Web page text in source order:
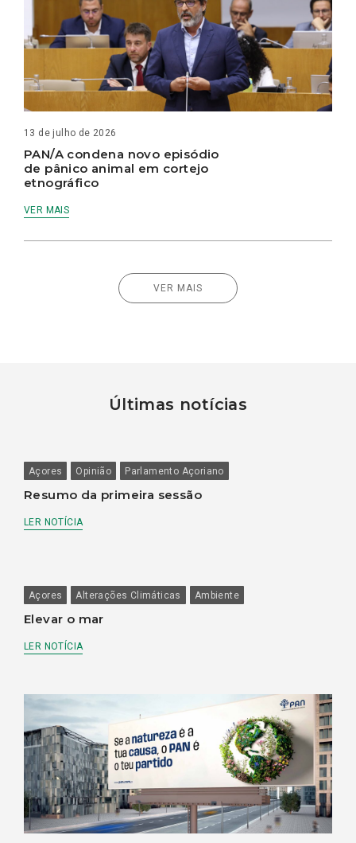
13 de julho de 2026
PAN/A condena novo episódio
de pânico animal em cortejo
etnográfico
VER MAIS
VER MAIS
Últimas notícias
Açores Opinião Parlamento Açoriano
Resumo da primeira sessão
LER NOTÍCIA
Açores Alterações Climáticas Ambiente
Elevar o mar
LER NOTÍCIA